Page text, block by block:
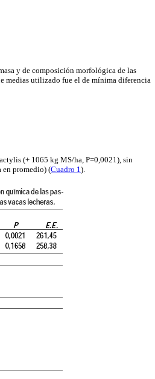
y de composición morfológica de las
medias utilizado fue el de mínima diferencia
(+ 1065 kg MS/ha, P=0,0021), sin
en promedio) (Cuadro 1).